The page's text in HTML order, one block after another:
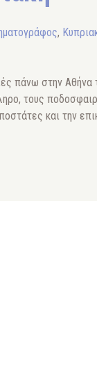
,
πάνω στην Αθήνα
τους
και την